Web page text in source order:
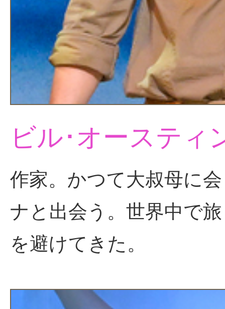
ビル･オースティ
作家。かつて大叔母に
ナと出会う。世界中で
を避けてきた。